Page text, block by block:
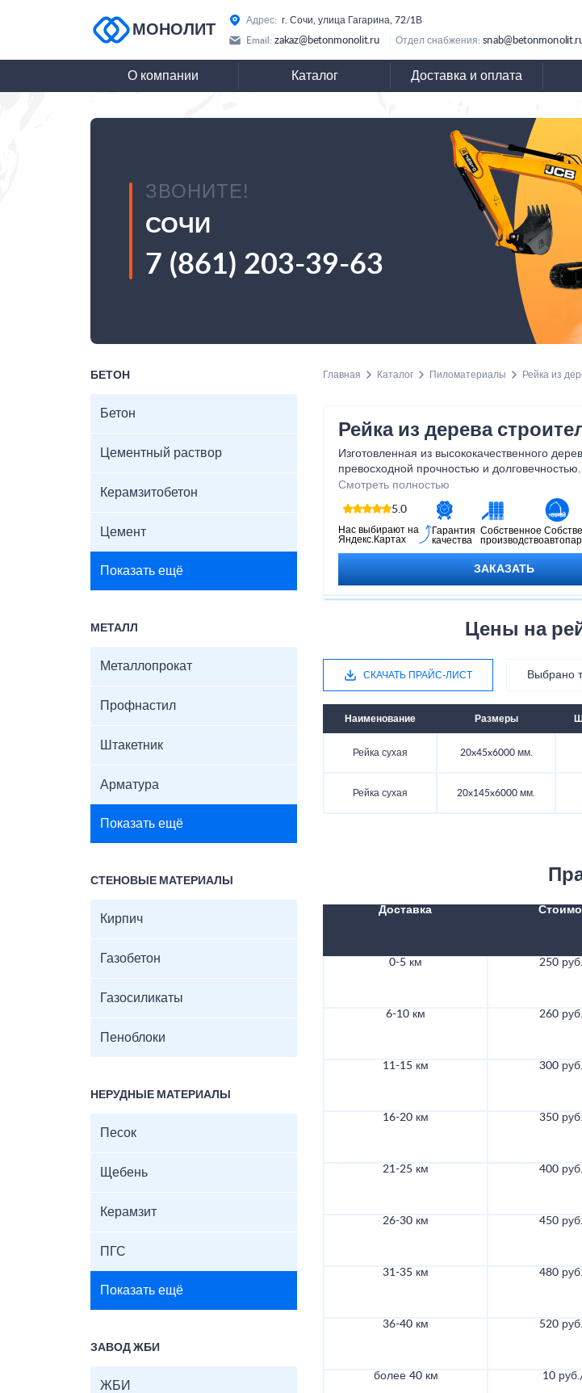
МОНОЛИТ
Адрес: г. Сочи, улица Гагарина, 72/1В
Email: zakaz@betonmonolit.ru Отдел снабжения:
О компании Каталог Доставка и оплата
ЗВОНИТЕ!
СОЧИ
7 (861) 203-39-63
БЕТОН
Бетон
Цементный раствор
Керамзитобетон
Цемент
Показать ещё
МЕТАЛЛ
Металлопрокат
Профнастил
Штакетник
Арматура
Показать ещё
СТЕНОВЫЕ МАТЕРИАЛЫ
Кирпич
Газобетон
Газосиликаты
Пеноблоки
НЕРУДНЫЕ МАТЕРИАЛЫ
Песок
Щебень
Керамзит
ПГС
Показать ещё
ЗАВОД ЖБИ
ЖБИ
Главная Каталог Пиломатериалы Рейка из
Рейка из дерева
Изготовленная из высококачественного
превосходной прочностью и
рейка из дерева - это надежное изделие,
достичь высоких результатов в
и уверенность в каждом шаге вашего
рейкой из дерева!
Смотреть полностью
5.0
Нас выбирают на
Яндекс.Картах
Гарантия
качества
Собственное
производство
ЗАКАЗАТЬ
Цены на
СКАЧАТЬ ПРАЙС-ЛИСТ Выбрано
Наименование Размеры
Рейка сухая 20x45x6000 мм.
Рейка сухая 20x145x6000 мм.
Доставка
0-5 км 250
6-10 км 260
11-15 км 300
16-20 км 350
21-25 км 400
26-30 км 450
31-35 км 480
36-40 км 520
более 40 км 10